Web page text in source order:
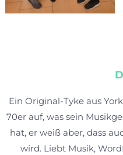
Ein Original-Tyke aus
70er auf, was sein
hat, er weiß aber, dass
wird. Liebt Musik,